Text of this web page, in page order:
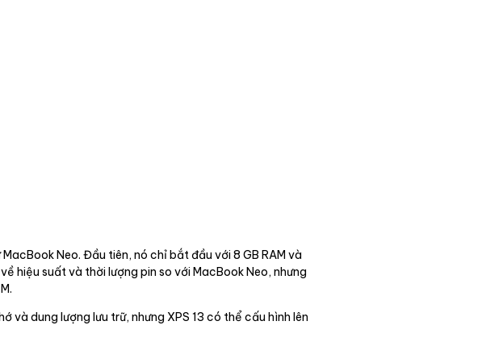
Neo. Đầu tiên, nó chỉ bắt đầu với 8 GB RAM và
hiệu suất và thời lượng pin so với MacBook Neo, nhưng
dung lượng lưu trữ, nhưng XPS 13 có thể cấu hình lên